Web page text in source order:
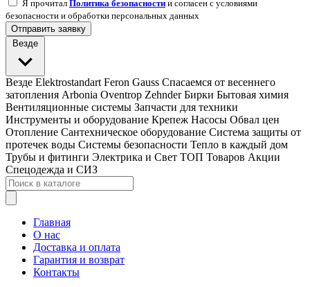
Я прочитал Политика безопасности и согласен с условиями
безопасности и обработки персональных данных
Отправить заявку
Везде
Везде Elektrostandart Feron Gauss Спасаемся от весеннего
затопления Arbonia Oventrop Zehnder Бирки Бытовая химия
Вентиляционные системы Запчасти для техники
Инструменты и оборудование Крепеж Насосы Обвал цен
Отопление Сантехническое оборудование Система защиты от
протечек воды Системы безопасности Тепло в каждый дом
Трубы и фитинги Электрика и Свет ТОП Товаров Акции
Спецодежда и СИЗ
Главная
О нас
Доставка и оплата
Гарантия и возврат
Контакты